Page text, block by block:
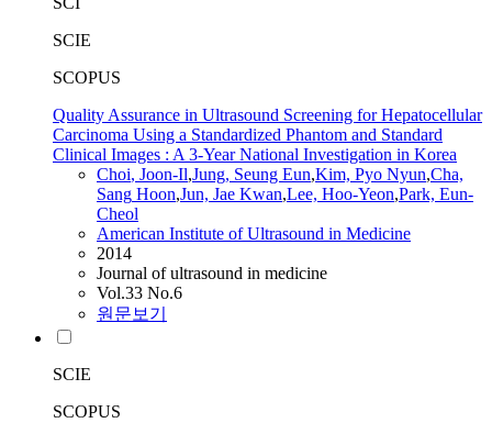
SCIE
SCOPUS
Quality Assurance in Ultrasound Screening for Hepatocellular
Carcinoma Using a Standardized Phantom and Standard
Clinical Images : A 3-Year National Investigation in Korea
Choi, Joon-Il,Jung, Seung Eun,Kim, Pyo Nyun,Cha,
Sang Hoon,Jun, Jae Kwan,Lee, Hoo-Yeon,Park, Eun-
Cheol
American Institute of Ultrasound in Medicine
2014
Journal of ultrasound in medicine
Vol.33 No.6
원문보기
SCIE
SCOPUS